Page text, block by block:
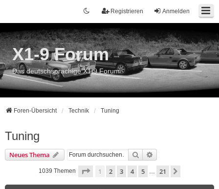
Anmelden
Registrieren
X1-9 Forum
Das deutschsprachige X1/9 Forum
Foren-Übersicht Technik Tuning
Tuning
Neues Thema Suche
1039 Themen Seite 1von 21
1 2 3 4 5 … 21